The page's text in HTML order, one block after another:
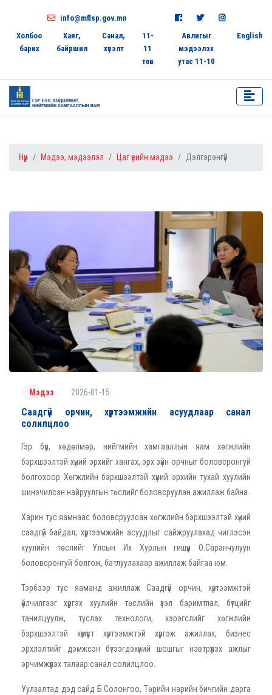
info@mflsp.gov.mn
Холбоо
барих
Хаяг,
байршил
Санал,
хүсэлт
11-
11
төв
Авлигыг
мэдээлэх
утас 11-10
English
Нүүр Мэдээ, мэдээлэл Цаг үеийн мэдээ Дэлгэрэнгүй
Мэдээ 2026-01-15
Саадгүй орчин, хүртээмжийн асуудлаар санал
солилцлоо
Гэр бүл, хөдөлмөр, нийгмийн хамгааллын яам хөгжлийн
бэрхшээлтэй хүний эрхийг хангах, эрх зүйн орчныг боловсронгуй
болгохоор Хөгжлийн бэрхшээлтэй хүний эрхийн тухай хуулийн
шинэчилсэн найруулгын төслийг боловсруулан ажиллаж байна.
Харин тус яамнаас боловсруулсан хөгжлийн бэрхшээлтэй хүний
саадгүй байдал, хүртээмжийн асуудлыг сайжруулахад чиглэсэн
хуулийн төслийг Улсын Их Хурлын гишүүн О.Саранчулуун
боловсронгуй болгож, батлуулахаар ажиллаж байгаа юм.
Тэрбээр тус яаманд ажиллаж Саадгүй орчин, хүртээмжтэй
үйлчилгээг хүргэх хуулийн төслийн үзэл баримтлал, бүтцийг
танилцуулж, туслах технологи, хэрэгслийг хөгжлийн
бэрхшээлтэй хүмүүст хүртээмжтэй хүргэж ажиллах, бизнес
эрхлэлтийг дэмжсэн бүтээгдэхүүний шошгыг нэвтрүүлэх ажлыг
эрчимжүүлэх талаар санал солилцлоо.
Уулзалтад дэд сайд Б.Солонгоо, Төрийн нарийн бичгийн дарга